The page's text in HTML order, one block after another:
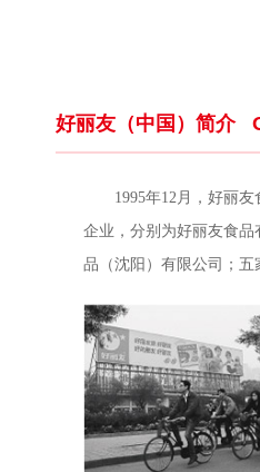
好丽友（中国）简介
1995年12月，好丽友
企业，分别为好丽友食
品（沈阳）有限公司；五